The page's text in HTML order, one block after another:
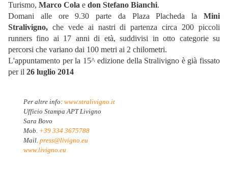
Turismo, Marco Cola e don Stefano Bianchi.
Domani alle ore 9.30 parte da Plaza Placheda la Mini
Stralivigno, che vede ai nastri di partenza circa 200 piccoli
runners fino ai 17 anni di età, suddivisi in otto categorie su
percorsi che variano dai 100 metri ai 2 chilometri.
L'appuntamento per la 15^ edizione della Stralivigno è già fissato
per il 26 luglio 2014
Per altre info: www.stralivigno.it
Ufficio Stampa APT Livigno
Sara Bovo
Mob. +39 334 3675788
Mail. press@livigno.eu
www.livigno.eu